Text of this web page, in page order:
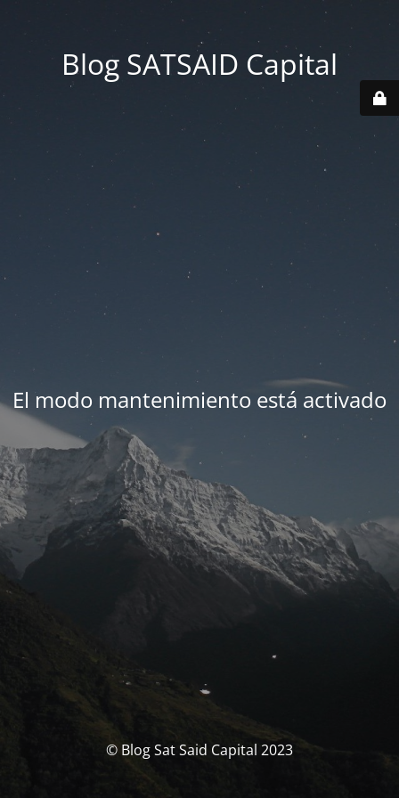
Blog SATSAID Capital
El modo mantenimiento está activado
© Blog Sat Said Capital 2023